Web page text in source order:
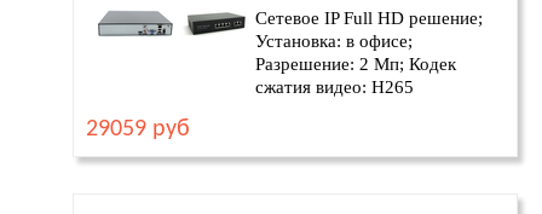
Сетевое IP Full HD решение;
Установка: в офисе;
Разрешение: 2 Мп; Кодек
сжатия видео: H265
29059 руб